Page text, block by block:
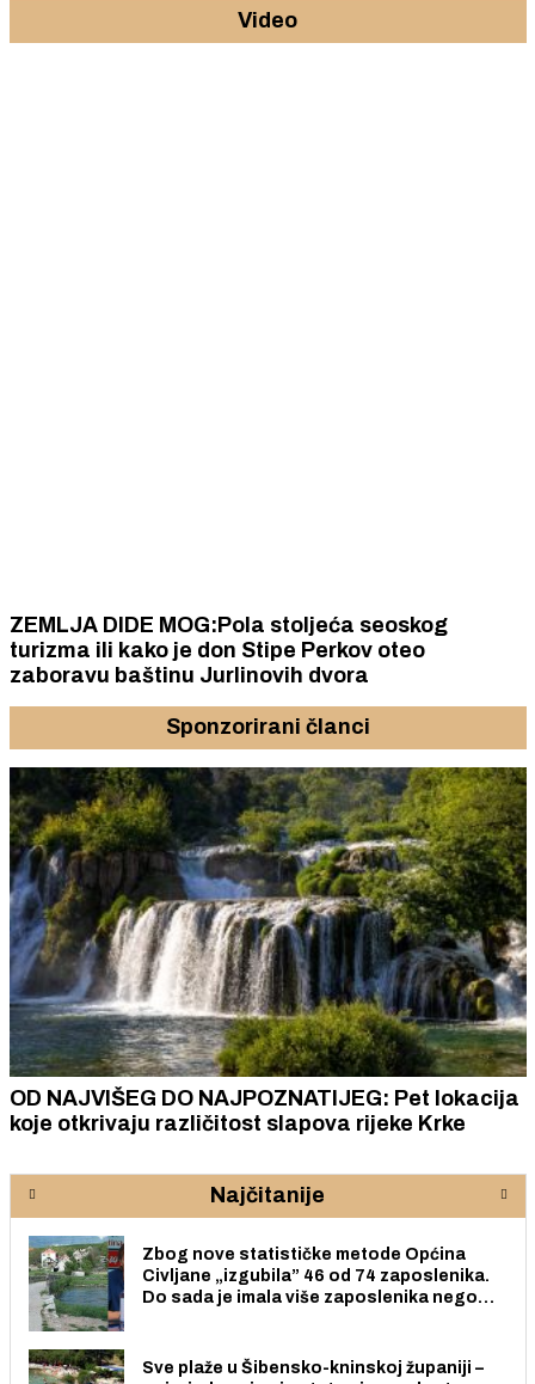
Video
ZEMLJA DIDE MOG:Pola stoljeća seoskog
turizma ili kako je don Stipe Perkov oteo
zaboravu baštinu Jurlinovih dvora
Sponzorirani članci
OD NAJVIŠEG DO NAJPOZNATIJEG: Pet lokacija
koje otkrivaju različitost slapova rijeke Krke
Najčitanije
Zbog nove statističke metode Općina
Civljane „izgubila” 46 od 74 zaposlenika.
Do sada je imala više zaposlenika nego
Sve plaže u Šibensko-kninskoj županiji –